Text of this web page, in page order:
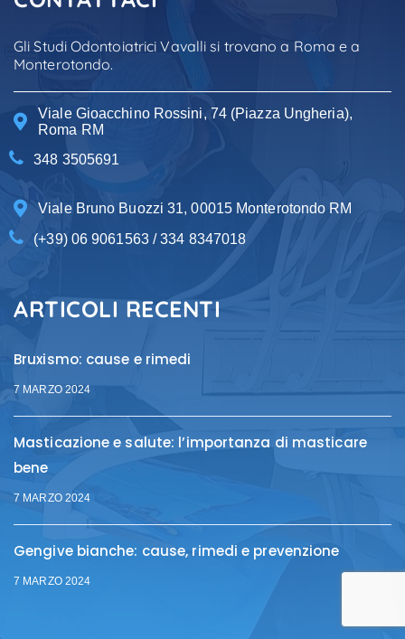
Gli Studi Odontoiatrici Vavalli si trovano a Roma e a
Monterotondo.
Viale Gioacchino Rossini, 74 (Piazza Ungheria),
Roma RM
348 3505691
Viale Bruno Buozzi 31, 00015 Monterotondo RM
(+39) 06 9061563 / 334 8347018
ARTICOLI RECENTI
Bruxismo: cause e rimedi
7 MARZO 2024
Masticazione e salute: l’importanza di masticare
bene
7 MARZO 2024
Gengive bianche: cause, rimedi e prevenzione
7 MARZO 2024